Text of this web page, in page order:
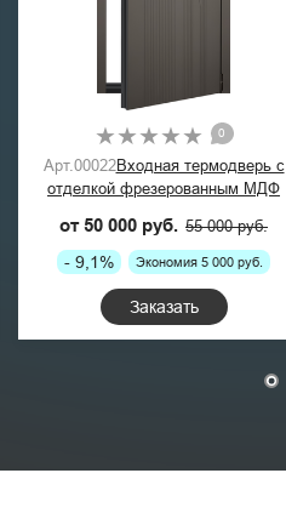
0
Арт.00022Входная термодверь с
отделкой фрезерованным МДФ
от 50 000 руб. 55 000 руб.
- 9,1% Экономия 5 000 руб.
Заказать